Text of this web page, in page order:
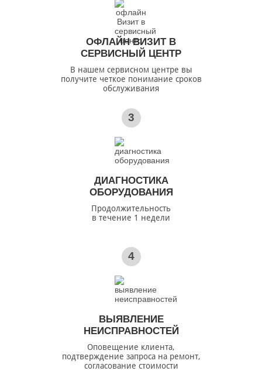
ОФЛАЙН ВИЗИТ В
СЕРВИСНЫЙ ЦЕНТР
В нашем сервисном центре вы
получите четкое понимание сроков
обслуживания
3
ДИАГНОСТИКА
ОБОРУДОВАНИЯ
Продолжительность
в течение 1 недели
4
ВЫЯВЛЕНИЕ
НЕИСПРАВНОСТЕЙ
Оповещение клиента,
подтверждение запроса на ремонт,
согласование стоимости